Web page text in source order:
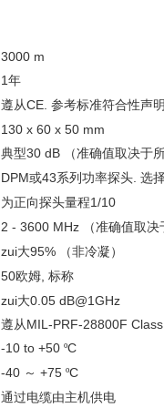
3000 m
1 年
遵从CE. 参考标准符合性声明
130 x 60 x 50 mm
典型30 dB （准确值取决于
DPM或43系列功率探头. 选
为正向探头量程1/10
2 - 3600 MHz （准确值取决
zui大95% （非冷凝 ）
50欧姆, 标称
zui大0.05 dB@1GHz
遵从MIL-PRF-28800F
-10 to +50 ºC
-40 ～ +75 ºC
通过电缆由主机供电